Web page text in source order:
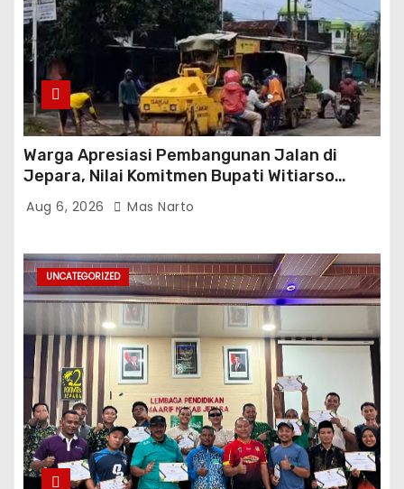
Warga Apresiasi Pembangunan Jalan di
Jepara, Nilai Komitmen Bupati Witiarso
Tingkatkan Infrastruktur dan Perekonomian
Aug 6, 2026 Mas Narto
UNCATEGORIZED